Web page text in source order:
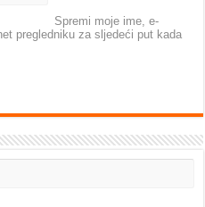
Spremi moje ime, e-
pregledniku za sljedeći put kada